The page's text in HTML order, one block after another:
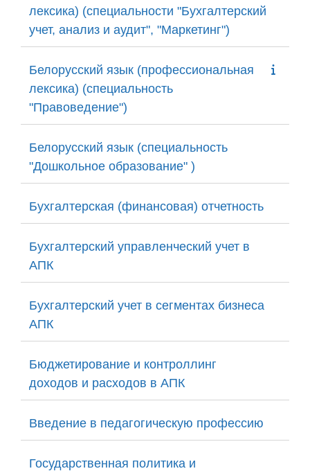
лексика) (специальности "Бухгалтерский
учет, анализ и аудит", "Маркетинг")
Белорусский язык (профессиональная
лексика) (специальность
"Правоведение")
Белорусский язык (специальность
"Дошкольное образование" )
Бухгалтерская (финансовая) отчетность
Бухгалтерский управленческий учет в
АПК
Бухгалтерский учет в сегментах бизнеса
АПК
Бюджетирование и контроллинг
доходов и расходов в АПК
Введение в педагогическую профессию
Государственная политика и